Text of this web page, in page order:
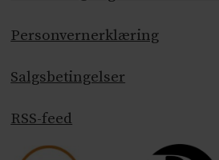
Personvernerklæring
Salgsbetingelser
RSS-feed